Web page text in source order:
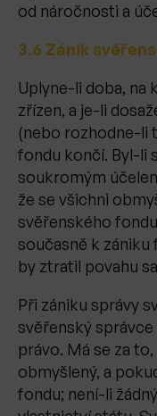
od náročnosti a
3.6 Zánik
Uplyne-li doba, na
zřízen, a je-li
(nebo rozhodne-li
fondu končí. Byl-li
soukromým
že se všichni
svěřenského
současně k
by ztratil povahu
Při zániku správy
svěřenský
právo. Má se za
obmyšlený, a
fondu; není-li